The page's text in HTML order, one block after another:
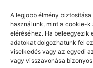
A legjobb élmény
használunk, mint a cookie-
eléréséhez. Ha beleegyezik
adatokat dolgozhatunk fel
viselkedés vagy az egyedi
vagy visszavonása